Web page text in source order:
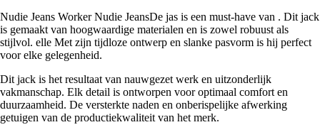
Nudie Jeans Worker Nudie JeansDe jas is een must-have van . Dit jack
is gemaakt van hoogwaardige materialen en is zowel robuust als
stijlvol. elle Met zijn tijdloze ontwerp en slanke pasvorm is hij perfect
voor elke gelegenheid.
Dit jack is het resultaat van nauwgezet werk en uitzonderlijk
vakmanschap. Elk detail is ontworpen voor optimaal comfort en
duurzaamheid. De versterkte naden en onberispelijke afwerking
getuigen van de productiekwaliteit van het merk.